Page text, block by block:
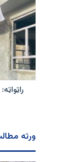
افغان
کروندګرو
ته
د
کوکنارو
بدیل
کښتونو
ته
زمینه
ورته